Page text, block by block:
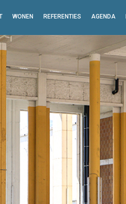
WONEN REFERENTIES AGENDA